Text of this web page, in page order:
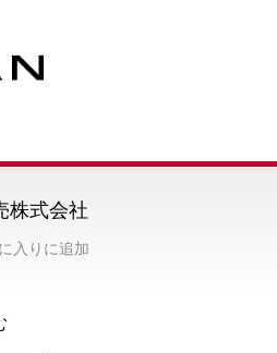
入りに追加
株式会社